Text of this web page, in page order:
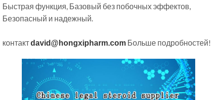
Быстрая функция, Базовый без побочных эффектов,
Безопасный и надежный.
контактdavid@hongxipharm.com Больше подробностей!